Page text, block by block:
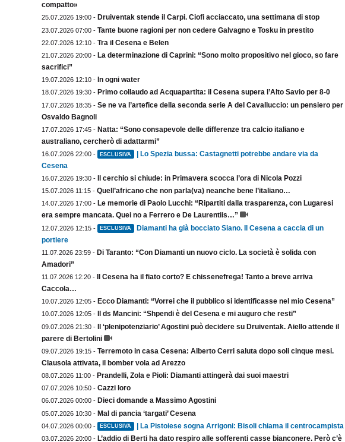
compatto»
25.07.2026 19:00 - Druiventak stende il Carpi. Ciofi acciaccato, una settimana di stop
23.07.2026 07:00 - Tante buone ragioni per non cedere Galvagno e Tosku in prestito
22.07.2026 12:10 - Tra il Cesena e Belen
21.07.2026 20:00 - La determinazione di Caprini: “Sono molto propositivo nel gioco, so fare
sacrifici”
19.07.2026 12:10 - In ogni water
18.07.2026 19:30 - Primo collaudo ad Acquapartita: il Cesena supera l’Alto Savio per 8-0
17.07.2026 18:35 - Se ne va l’artefice della seconda serie A del Cavalluccio: un pensiero per
Osvaldo Bagnoli
17.07.2026 17:45 - Natta: “Sono consapevole delle differenze tra calcio italiano e
australiano, cercherò di adattarmi”
16.07.2026 22:00 - ESCLUSIVA
| Lo Spezia bussa: Castagnetti potrebbe andare via da
Cesena
16.07.2026 19:30 - Il cerchio si chiude: in Primavera scocca l’ora di Nicola Pozzi
15.07.2026 11:15 - Quell’africano che non parla(va) neanche bene l’italiano…
14.07.2026 17:00 - Le memorie di Paolo Lucchi: “Ripartiti dalla trasparenza, con Lugaresi
era sempre mancata. Quei no a Ferrero e De Laurentiis…”
12.07.2026 12:15 - ESCLUSIVA
Diamanti ha già bocciato Siano. Il Cesena a caccia di un
portiere
11.07.2026 23:59 - Di Taranto: “Con Diamanti un nuovo ciclo. La società è solida con
Amadori”
11.07.2026 12:20 -
Il Cesena ha il fiato corto? E chissenefrega! Tanto a breve arriva
Caccola…
10.07.2026 12:05 - Ecco Diamanti: “Vorrei che il pubblico si identificasse nel mio Cesena”
10.07.2026 12:05 - Il ds Mancini: “Shpendi è del Cesena e mi auguro che resti”
09.07.2026 21:30 - Il ‘plenipotenziario’ Agostini può decidere su Druiventak. Aiello attende il
parere di Bertolini
09.07.2026 19:15 - Terremoto in casa Cesena: Alberto Cerri saluta dopo soli cinque mesi.
Clausola attivata, il bomber vola ad Arezzo
08.07.2026 11:00 - Prandelli, Zola e Pioli: Diamanti attingerà dai suoi maestri
07.07.2026 10:50 - Cazzi loro
06.07.2026 00:00 - Dieci domande a Massimo Agostini
05.07.2026 10:30 - Mal di pancia ‘targati’ Cesena
04.07.2026 00:00 - ESCLUSIVA | La Pistoiese sogna Arrigoni: Bisoli chiama il centrocampista
03.07.2026 20:00 - L’addio di Berti ha dato respiro alle sofferenti casse bianconere. Però c’è